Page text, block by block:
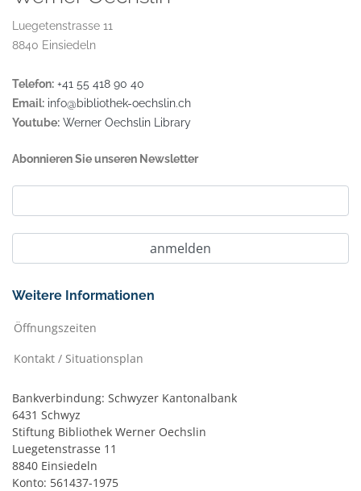
Luegetenstrasse 11
8840 Einsiedeln
Telefon: +41 55 418 90 40
Email: info@bibliothek-oechslin.ch
Youtube: Werner Oechslin Library
Abonnieren Sie unseren Newsletter
Weitere Informationen
Öffnungszeiten
Kontakt / Situationsplan
Bankverbindung: Schwyzer Kantonalbank
6431 Schwyz
Stiftung Bibliothek Werner Oechslin
Luegetenstrasse 11
8840 Einsiedeln
Konto: 561437-1975